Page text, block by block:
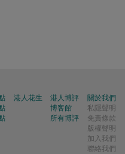
港人花生
港人博評
博客館
所有博評
關於我們
私隱聲明
免責條款
版權聲明
加入我們
聯絡我們